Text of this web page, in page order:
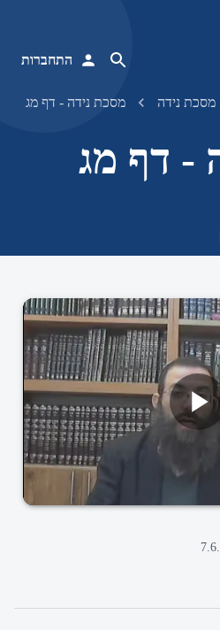
התחברות
מסכת נידה מסכת נידה - דף מג
- דף מג